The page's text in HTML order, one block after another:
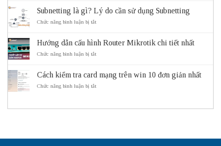
lợi
của
thống
thông
ITS
là
Mask
động
Subnetting là gì? Lý do cần sử dụng Subnetting
Chức năng bình luận bị tắtở
gì?
sử
dụng
Subnetting
Hướng dẫn cấu hình Router Mikrotik chi tiết nhất
Chức năng bình luận bị tắtở
cấu
Cách kiểm tra card mạng trên win 10 đơn giản nhất
Chức năng bình luận bị tắtở
tra